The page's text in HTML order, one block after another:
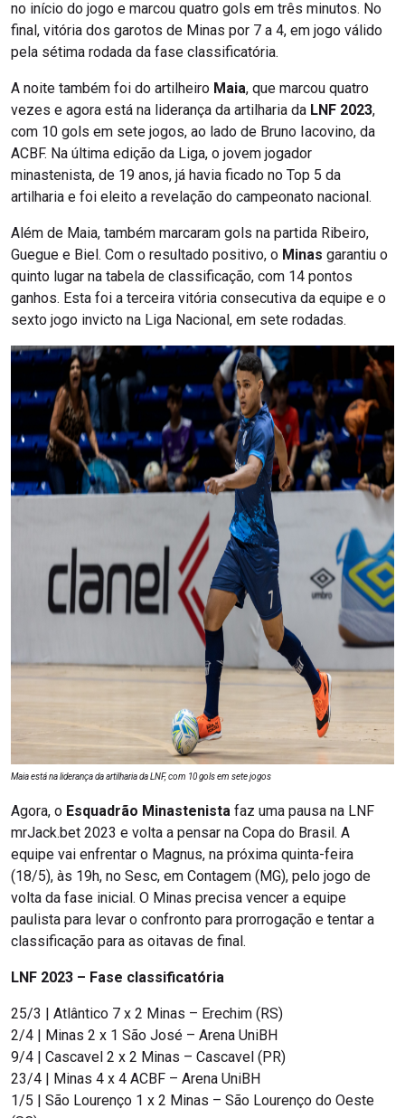
no início do jogo e marcou quatro gols em três minutos. No
final, vitória dos garotos de Minas por 7 a 4, em jogo válido
pela sétima rodada da fase classificatória.
A noite também foi do artilheiro Maia, que marcou quatro
vezes e agora está na liderança da artilharia da LNF 2023,
com 10 gols em sete jogos, ao lado de Bruno Iacovino, da
ACBF. Na última edição da Liga, o jovem jogador
minastenista, de 19 anos, já havia ficado no Top 5 da
artilharia e foi eleito a revelação do campeonato nacional.
Além de Maia, também marcaram gols na partida Ribeiro,
Guegue e Biel. Com o resultado positivo, o Minas garantiu o
quinto lugar na tabela de classificação, com 14 pontos
ganhos. Esta foi a terceira vitória consecutiva da equipe e o
sexto jogo invicto na Liga Nacional, em sete rodadas.
Maia está na liderança da artilharia da LNF, com 10 gols em sete jogos
Agora, o Esquadrão Minastenista faz uma pausa na LNF
mrJack.bet 2023 e volta a pensar na Copa do Brasil. A
equipe vai enfrentar o Magnus, na próxima quinta-feira
(18/5), às 19h, no Sesc, em Contagem (MG), pelo jogo de
volta da fase inicial. O Minas precisa vencer a equipe
paulista para levar o confronto para prorrogação e tentar a
classificação para as oitavas de final.
LNF 2023 – Fase classificatória
25/3 | Atlântico 7 x 2 Minas – Erechim (RS)
2/4 | Minas 2 x 1 São José – Arena UniBH
9/4 | Cascavel 2 x 2 Minas – Cascavel (PR)
23/4 | Minas 4 x 4 ACBF – Arena UniBH
1/5 | São Lourenço 1 x 2 Minas – São Lourenço do Oeste